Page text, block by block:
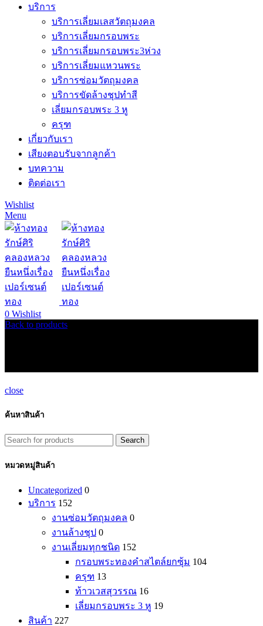
บริการ
บริการเลี่ยมเลสวัตถุมงคล
บริการเลี่ยมกรอบพระ
บริการเลี่ยมกรอบพระ3ห่วง
บริการเลี่ยมแหวนพระ
บริการซ่อมวัตถุมงคล
บริการขัดล้างชุปทำสี
เลี่ยมกรอบพระ 3 หู
ครุฑ
เกี่ยวกับเรา
เสียงตอบรับจากลูกค้า
บทความ
ติดต่อเรา
Wishlist
Menu
0 Wishlist
Back to products
close
ค้นหาสินค้า
Search
หมวดหมู่สินค้า
Uncategorized 0
บริการ 152
งานซ่อมวัตถุมงคล 0
งานล้างชุป 0
งานเลี่ยมทุกชนิด 152
กรอบพระทองคำสไตล์ยกซุ้ม 104
ครุฑ 13
ท้าวเวสสุวรรณ 16
เลี่ยมกรอบพระ 3 หู 19
สินค้า 227